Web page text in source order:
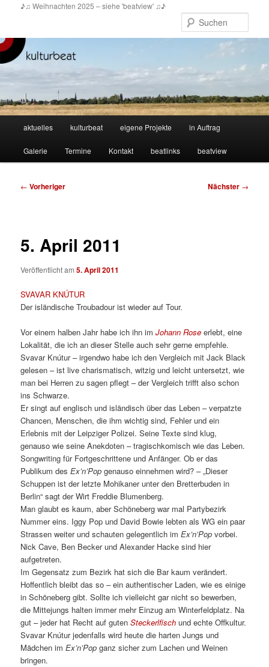
springen
♪♫ Weihnachten 2025 – siehe 'beatview' ♫♪
aktuelles kulturbeat eigene Projekte in Auftrag
Galerie Termine Kontakt beatlinks beatview
Beitragsnavigation
← Vorheriger Nächster →
5. April 2011
Veröffentlicht am5. April 2011
SVAVAR KNÚTUR
Der isländische Troubadour ist wieder auf Tour.
Vor einem halben Jahr habe ich ihn imJohann Rose erlebt, eine
Lokalität, die ich an dieser Stelle auch sehr gerne empfehle.
Svavar Knútur – irgendwo habe ich den Vergleich mit Jack Black
gelesen – ist live charismatisch, witzig und leicht untersetzt, wie
man bei Herren zu sagen pflegt – der Vergleich trifft also schon
ins Schwarze.
Er singt auf englisch und isländisch über das Leben – verpatzte
Chancen, Menschen, die ihm wichtig sind, Fehler und ein
Erlebnis mit der Leipziger Polizei. Seine Texte sind klug,
genauso wie seine Anekdoten – tragischkomisch wie das Leben.
Songwriting für Fortgeschrittene und Anfänger. Ob er das
Publikum desEx’n’Pop genauso einnehmen wird? – „Dieser
Schuppen ist der letzte Mohikaner unter den Bretterbuden in
Berlin“ sagt der Wirt Freddie Blumenberg.
Man glaubt es kaum, aber Schöneberg war mal Partybezirk
Nummer eins. Iggy Pop und David Bowie lebten als WG ein paar
Strassen weiter und schauten gelegentlich imEx’n’Pop vorbei.
Nick Cave, Ben Becker und Alexander Hacke sind hier
aufgetreten.
Im Gegensatz zum Bezirk hat sich die Bar kaum verändert.
Hoffentlich bleibt das so – ein authentischer Laden, wie es einige
in Schöneberg gibt. Sollte ich vielleicht gar nicht so bewerben,
die Mittejungs halten immer mehr Einzug am Winterfeldplatz. Na
gut – jeder hat Recht auf gutenSteckerlfisch und echte Offkultur.
Svavar Knútur jedenfalls wird heute die harten Jungs und
Mädchen imEx’n’Pop ganz sicher zum Lachen und Weinen
bringen.